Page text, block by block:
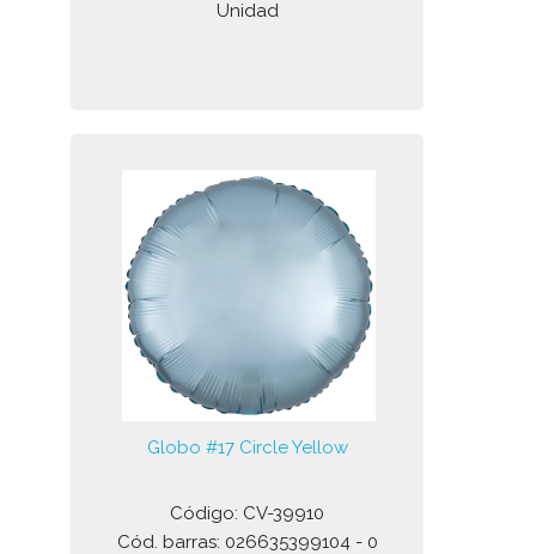
Unidad
Globo #17 Circle Yellow
Código: CV-39910
Cód. barras: 026635399104 - 0